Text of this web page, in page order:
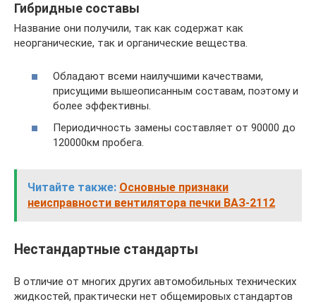
Гибридные составы
Название они получили, так как содержат как
неорганические, так и органические вещества.
Обладают всеми наилучшими качествами,
присущими вышеописанным составам, поэтому и
более эффективны.
Периодичность замены составляет от 90000 до
120000км пробега.
Читайте также: Основные признаки
неисправности вентилятора печки ВАЗ-2112
Нестандартные стандарты
В отличие от многих других автомобильных технических
жидкостей, практически нет общемировых стандартов